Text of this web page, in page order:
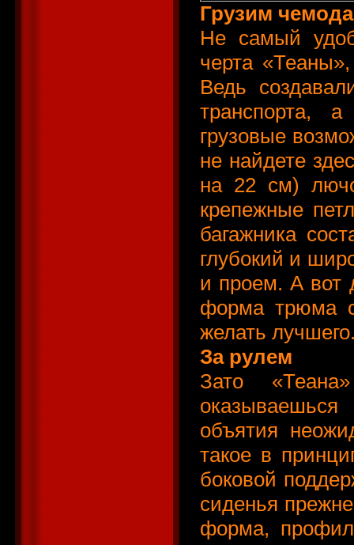
Грузим
Не самый
черта
Ведь
транспорта,
грузовые
не найдете
на 22 см)
крепежные
багажника
глубокий и
и проем. А вот
форма трюма с
желать
За рулем
Зато
объятия
такое в
боковой
сиденья
форма,